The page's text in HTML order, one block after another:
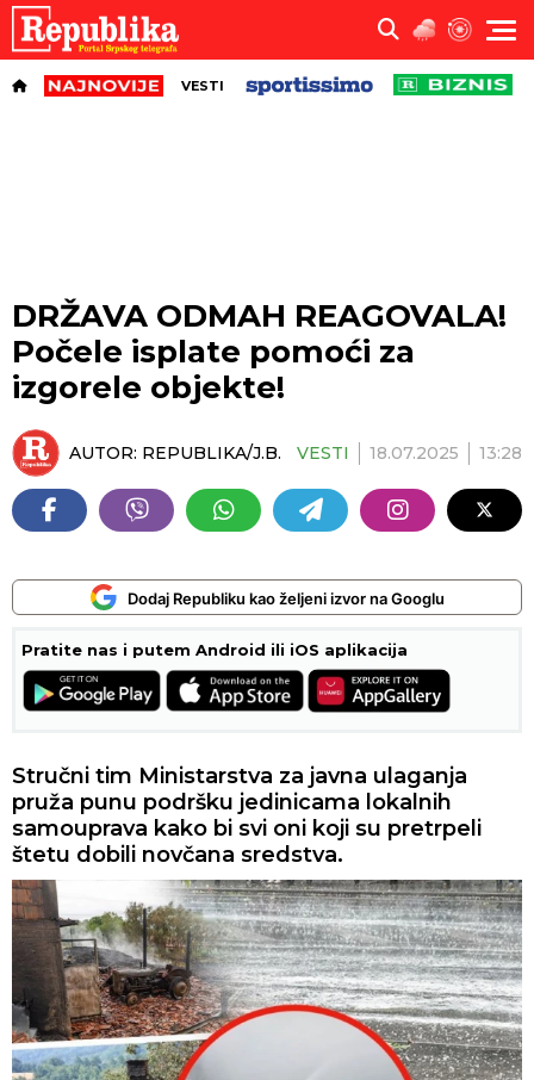
VESTI
DRŽAVA ODMAH REAGOVALA!
Počele isplate pomoći za
izgorele objekte!
AUTOR: REPUBLIKA/J.B. VESTI 18.07.2025 13:28
Dodaj Republiku kao željeni izvor na Googlu
Pratite nas i putem Android ili iOS aplikacija
Stručni tim Ministarstva za javna ulaganja
pruža punu podršku jedinicama lokalnih
samouprava kako bi svi oni koji su pretrpeli
štetu dobili novčana sredstva.